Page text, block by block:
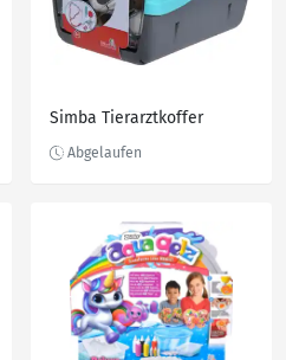
Simba Tierarztkoffer